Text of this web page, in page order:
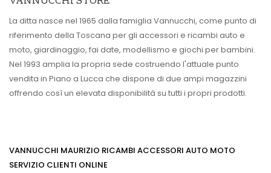
La ditta nasce nel 1965 dalla famiglia Vannucchi, come punto di
riferimento della Toscana per gli accessori e ricambi auto e
moto, giardinaggio, fai date, modellismo e giochi per bambini.
Nel 1993 amplia la propria sede costruendo l'attuale punto
vendita in Piano a Lucca che dispone di due ampi magazzini
offrendo così un elevata disponibilità su tutti i propri prodotti.
VANNUCCHI MAURIZIO RICAMBI ACCESSORI AUTO MOTO
SERVIZIO CLIENTI ONLINE